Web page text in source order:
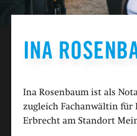
INA
Ina Rosenbaum ist als
zugleich Fachanwältin für
Erbrecht am Standort